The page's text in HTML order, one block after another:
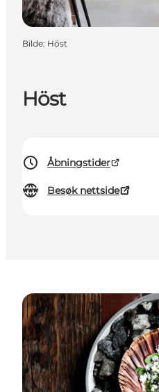
Höst
Åbningstider
Besøk nettside
Bilde: Höst